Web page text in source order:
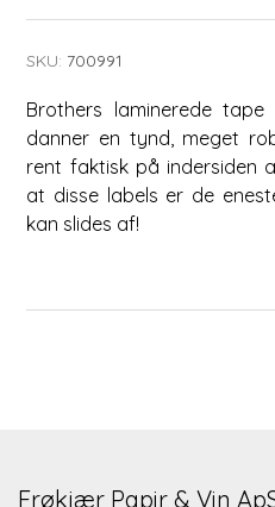
SKU: 700991
Brothers laminerede
danner en tynd, meget
rent faktisk på indersiden
at disse labels er de
kan slides af!
Frøkjær Papir & Vin